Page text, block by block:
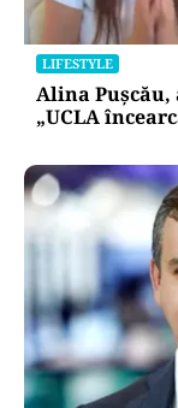
LIFESTYLE
Alina Pușcău,
„UCLA